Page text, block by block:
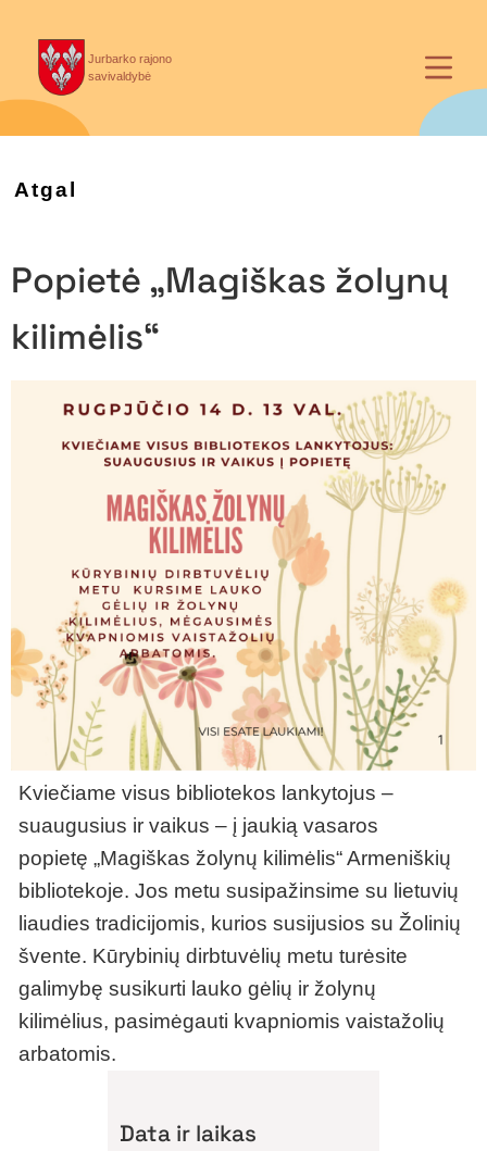
Jurbarko rajono
savivaldybė
Atgal
Popietė „Magiškas žolynų
kilimėlis“
Kviečiame visus bibliotekos lankytojus –
suaugusius ir vaikus – į jaukią vasaros
popietę „Magiškas žolynų kilimėlis“ Armeniškių
bibliotekoje. Jos metu susipažinsime su lietuvių
liaudies tradicijomis, kurios susijusios su Žolinių
švente. Kūrybinių dirbtuvėlių metu turėsite
galimybę susikurti lauko gėlių ir žolynų
kilimėlius, pasimėgauti kvapniomis vaistažolių
arbatomis.
Data ir laikas